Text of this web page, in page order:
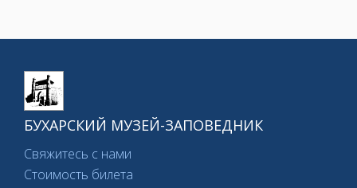
БУХАРСКИЙ МУЗЕЙ-ЗАПОВЕДНИК
Свяжитесь с нами
Стоимость билета